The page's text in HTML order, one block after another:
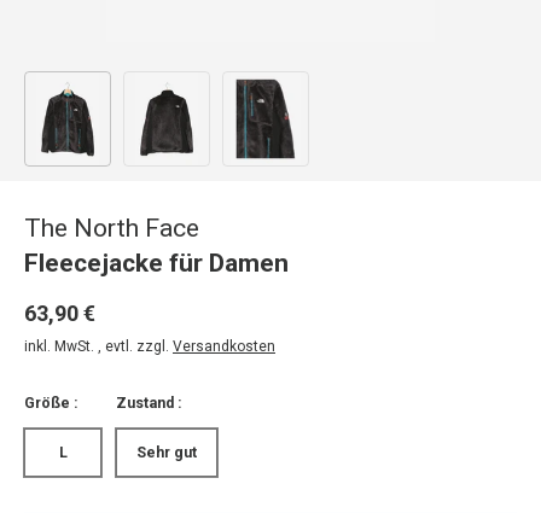
Bild 1 in Galerieansicht laden
The North Face
Fleecejacke für Damen
63,90 €
inkl. MwSt. , evtl. zzgl. Versandkosten
Größe :
L
Zustand :
Sehr gut